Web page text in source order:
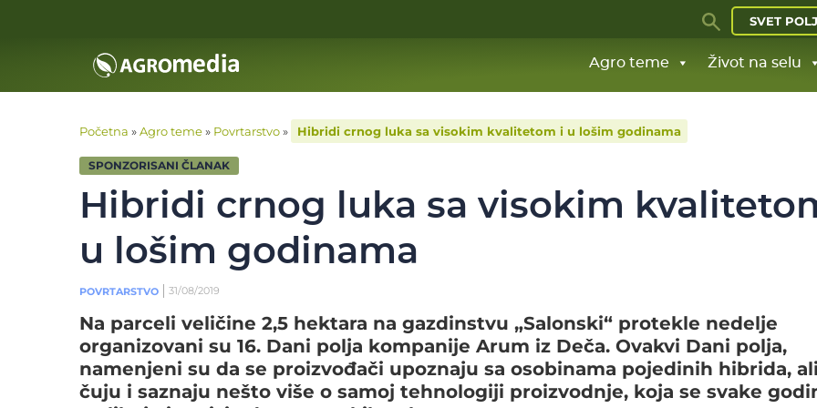
SVET
Agro teme Život na selu
Početna »Agro teme» Povrtarstvo» Hibridi crnog luka sa visokim kvalitetom i u lošim godinama
SPONZORISANI ČLANAK
Hibridi crnog luka sa visokim
u lošim godinama
POVRTARSTVO 31/08/2019
Na parceli veličine 2,5 hektara na gazdinstvu „Salonski“ protekle nedelje
organizovani su 16. Dani polja kompanije Arum iz Deča. Ovakvi Dani polja,
namenjeni su da se proizvođači upoznaju sa osobinama pojedinih hibrida,
čuju i saznaju nešto više o samoj tehnologiji proizvodnje, koja se svake